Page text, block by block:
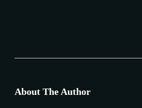
About The Author